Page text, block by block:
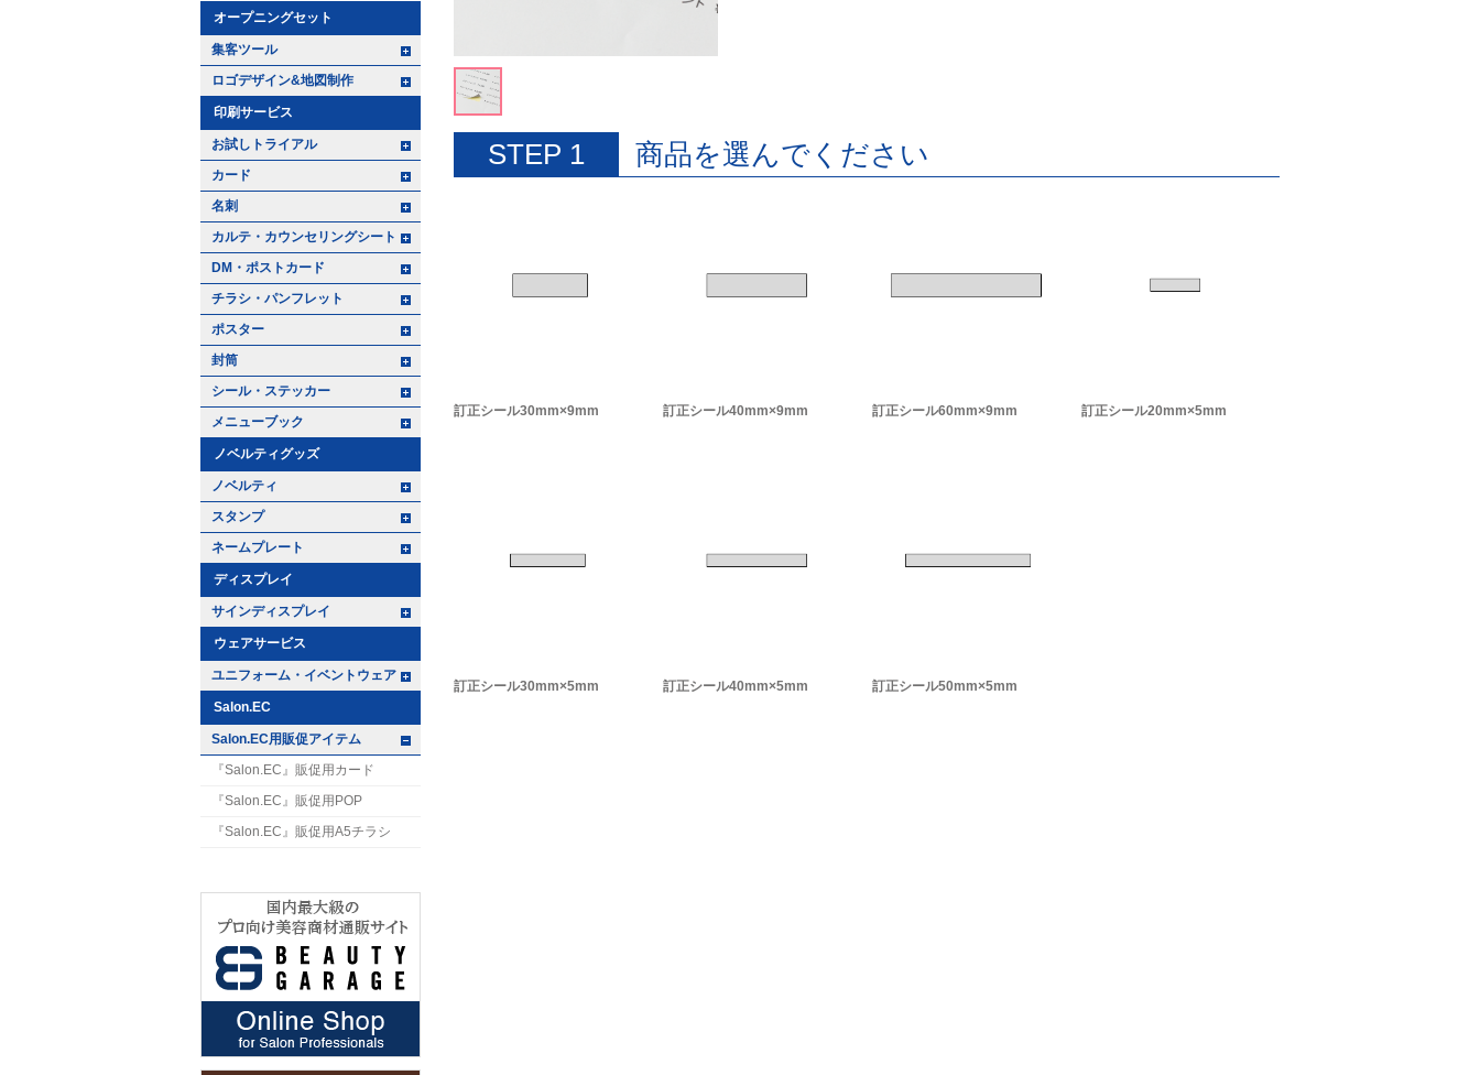
STEP 1 商品を選んでください
訂正シール30mm×9mm 訂正シール40mm×9mm 訂正シール60mm×9mm 訂正シール20mm×5mm
訂正シール30mm×5mm 訂正シール40mm×5mm 訂正シール50mm×5mm
オープニングセット
集客ツール
ロゴデザイン&地図制作
印刷サービス
お試しトライアル
カード
名刺
カルテ・カウンセリングシート
DM・ポストカード
チラシ・パンフレット
ポスター
封筒
シール・ステッカー
メニューブック
ノベルティグッズ
ノベルティ
スタンプ
ネームプレート
ディスプレイ
サインディスプレイ
ウェアサービス
ユニフォーム・イベントウェア
Salon.EC
Salon.EC用販促アイテム
『Salon.EC』販促用カード
『Salon.EC』販促用POP
『Salon.EC』販促用A5チラシ